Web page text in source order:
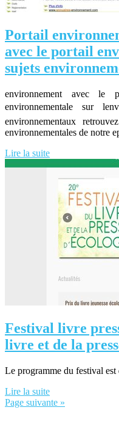
Portail
avec le portail
sujets
environnement avec le
environnementale sur
environnementaux
environnementales de notre
Lire la suite
Festival livre
livre et de la
Le programme du festival
Lire la suite
Page suivante »